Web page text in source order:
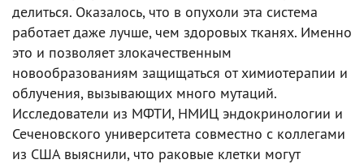
делиться. Оказалось, что в опухоли эта система
работает даже лучше, чем здоровых тканях. Именно
это и позволяет злокачественным
новообразованиям защищаться от химиотерапии и
облучения, вызывающих много мутаций.
Исследователи из МФТИ, НМИЦ эндокринологии и
Сеченовского университета совместно с коллегами
из США выяснили, что раковые клетки могут